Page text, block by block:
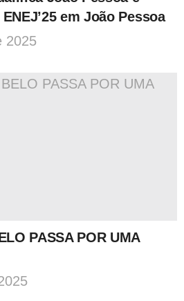
em João Pessoa
2025
PASSA POR UMA